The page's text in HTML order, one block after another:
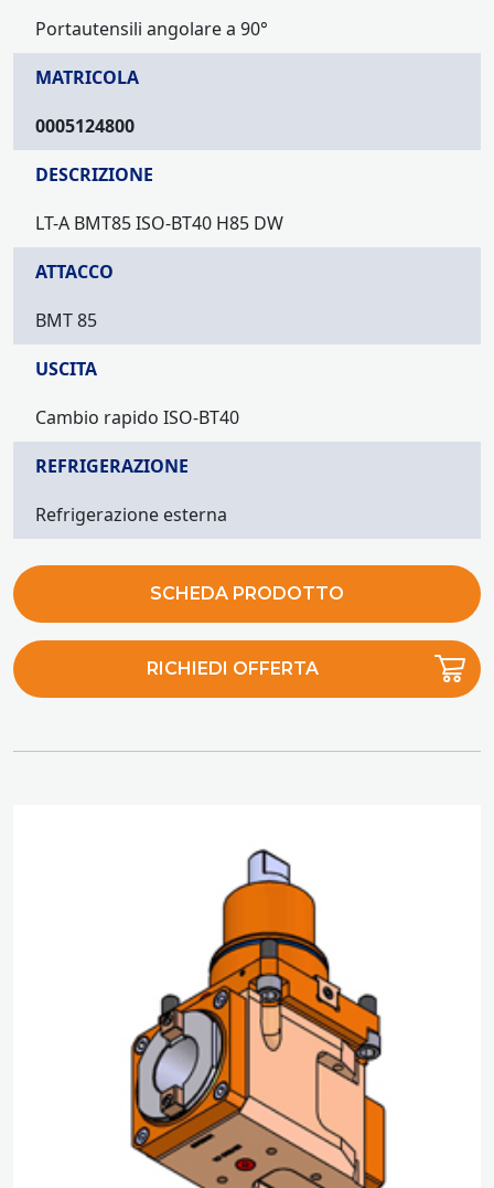
Portautensili angolare a 90°
MATRICOLA
0005124800
DESCRIZIONE
LT-A BMT85 ISO-BT40 H85 DW
ATTACCO
BMT 85
USCITA
Cambio rapido ISO-BT40
REFRIGERAZIONE
Refrigerazione esterna
SCHEDA PRODOTTO
RICHIEDI OFFERTA